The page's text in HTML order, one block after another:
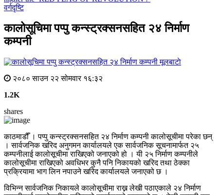
वर्गदृष्टि
कालोसूचिमा पप्पु कन्स्ट्रक्सनसहित २४ निर्माण
कम्पनी
मूलबाटाे
२०८० साउन २२ सोमवार १६:३२
1.2K
shares
काठमाडौँ । पप्पु कन्स्ट्रक्सनसहित २४ निर्माण कम्पनी कालोसूचीमा परेका छन्
। सार्वजनिक खरिद अनुगमन कार्यालयले एक सार्वजनिक सूचनामार्फत २५
कम्पनीलाई कालोसूचीमा राखिएको जनाएको हो । यी २५ निर्माण कम्पनीले
कालोसूचीमा राखिएको अवधिभर कुनै पनि निकायको खरिद तथा ठेक्का
प्रक्रियामा भाग लिन नपाउने खरिद कार्यालयले जनाएको छ ।
विभिन्न सार्वजनिक निकायले कालोसूचीमा राख्न लेखी पठाएकाले २४ निर्माण